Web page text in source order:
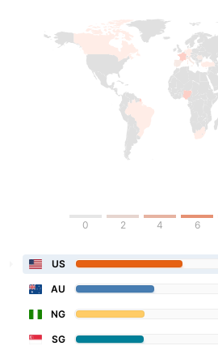
0 2 4 6
US
AU
NG
SG